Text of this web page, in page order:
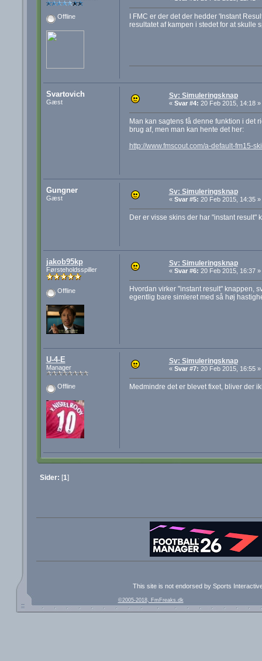
Offline
I FMC er der det der hedder 'Instant
resultatet af kampen i stedet for at skulle
Svartovich
Gæst
Sv: Simuleringsknap
« Svar #4: 20 Feb 2015, 14:18 »
Man kan sagtens få denne funktion i det
brug af, men man kan hente det her:
http://www.fmscout.com/a-default-fm15-
Gungner
Gæst
Sv: Simuleringsknap
« Svar #5: 20 Feb 2015, 14:35 »
Der er visse skins der har "instant result"
jakob95kp
Førsteholdsspiller
Offline
Sv: Simuleringsknap
« Svar #6: 20 Feb 2015, 16:37 »
Hvordan virker "instant result" knappen,
egentlig bare simleret med så høj
U-4-E
Manager
Offline
Sv: Simuleringsknap
« Svar #7: 20 Feb 2015, 16:55 »
Medmindre det er blevet fixet, bliver der
Sider: [1]
This site is not endorsed by Sports
©2005-2018, FmFreaks.dk